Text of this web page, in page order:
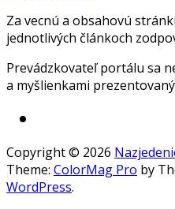
Za vecnú a obsahovú
jednotlivých článkoch
Prevádzkovateľ portálu sa
a myšlienkami
Copyright © 2026
Theme: ColorMag Pro by
WordPress.